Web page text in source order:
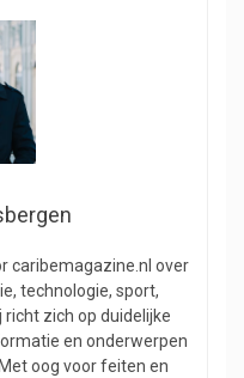
caribemagazine.nl over
technologie, sport,
zich op duidelijke
en onderwerpen
oog voor feiten en